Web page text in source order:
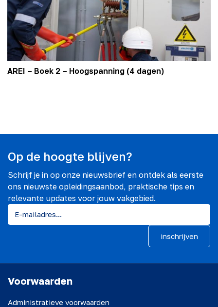
AREI – Boek 2 – Hoogspanning (4 dagen)
Op de hoogte blijven?
Schrijf je in op onze nieuwsbrief en ontdek als eerste
ons nieuwste opleidingsaanbod, praktische tips en
relevante updates voor jouw vakgebied.
inschrijven
Voorwaarden
Administratieve voorwaarden